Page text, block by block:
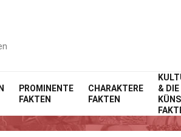
PROMINENTE
FAKTEN
CHARAKTERE
FAKTEN
& DIE
Home
23 Fakten